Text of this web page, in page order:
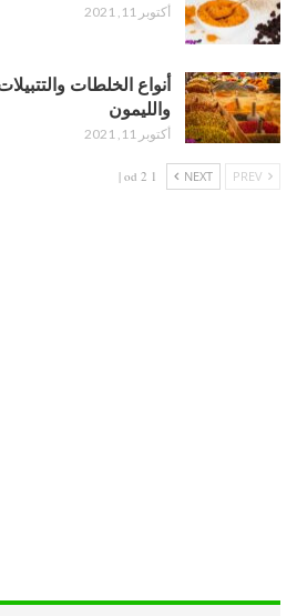
أكتوبر 11, 2021
أنواع الخلطات
والليمون
أكتوبر 11, 2021
NEXT
1 od 2 |